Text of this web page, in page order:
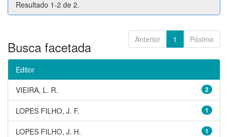
Resultado 1-2 de 2.
Anterior 1 Póximo
Busca facetada
Editor
2
VIEIRA, L. R.
1
LOPES FILHO, J. F.
1
LOPES FILHO, J. H.